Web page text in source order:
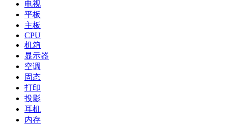
电视
平板
主板
CPU
机箱
显示器
空调
固态
打印
投影
耳机
内存